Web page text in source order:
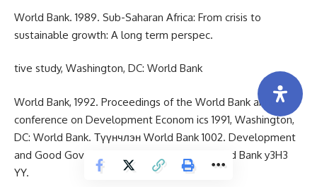
World Bank. 1989. Sub-Saharan Africa: From crisis to
sustainable growth: A long term perspec.
tive study, Washington, DC: World Bank
World Bank, 1992. Proceedings of the World Bank annual
conference on Development Econom ics 1991, Washington,
DC: World Bank. Түүнчлэн World Bank 1002. Development
and Good Governance, Washington DC: World Bank y3H3
YY.